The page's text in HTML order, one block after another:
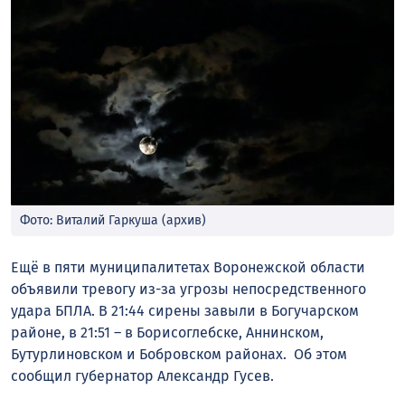
Фото: Виталий Гаркуша (архив)
Ещё в пяти муниципалитетах Воронежской области
объявили тревогу из-за угрозы непосредственного
удара БПЛА. В 21:44 сирены завыли в Богучарском
районе, в 21:51 – в Борисоглебске, Аннинском,
Бутурлиновском и Бобровском районах. Об этом
сообщил губернатор Александр Гусев.